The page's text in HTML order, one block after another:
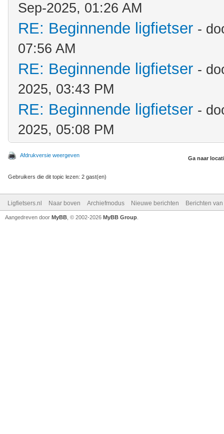
Sep-2025, 01:26 AM
RE: Beginnende ligfietser -
07:56 AM
RE: Beginnende ligfietser -
2025, 03:43 PM
RE: Beginnende ligfietser -
2025, 05:08 PM
Afdrukversie weergeven Ga naar
Gebruikers die dit topic lezen: 2 gast(en)
Ligfietsers.nl Naar boven Archiefmodus Nieuwe berichten Berichten
Aangedreven door MyBB , © 2002-2026 MyBB Group